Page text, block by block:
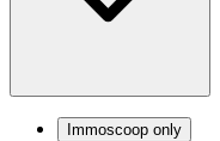
Immoscoop only